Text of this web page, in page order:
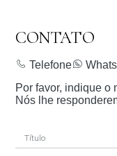
CONTATO
Telefone
Por favor, indique o
Nós lhe